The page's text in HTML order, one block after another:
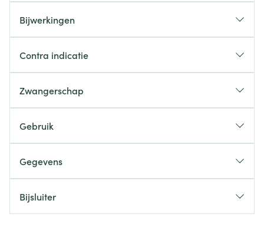
Bijwerkingen
Contra indicatie
Zwangerschap
Gebruik
Gegevens
Bijsluiter